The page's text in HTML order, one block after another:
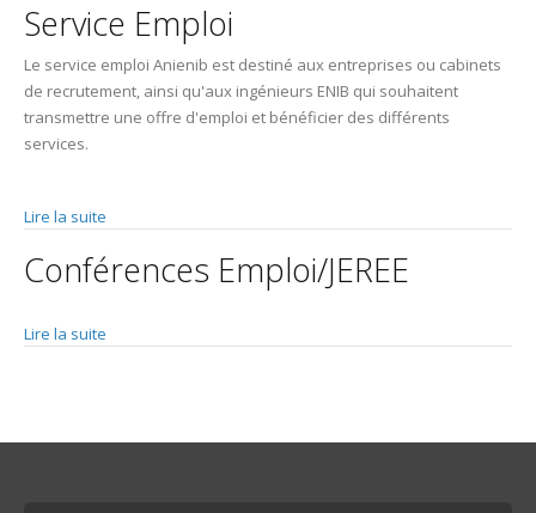
Service Emploi
Le service emploi Anienib est destiné aux entreprises ou cabinets
de recrutement, ainsi qu'aux ingénieurs ENIB qui souhaitent
transmettre une offre d'emploi et bénéficier des différents
services.
Lire la suite
Conférences Emploi/JEREE
Lire la suite